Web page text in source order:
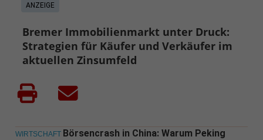
ANZEIGE
Bremer Immobilienmarkt unter Druck:
Strategien für Käufer und Verkäufer im
aktuellen Zinsumfeld
WIRTSCHAFT Börsencrash in China: Warum Peking